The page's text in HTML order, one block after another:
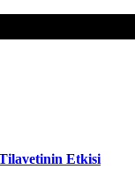
Etkisi